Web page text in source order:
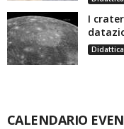
I
CALENDARIO